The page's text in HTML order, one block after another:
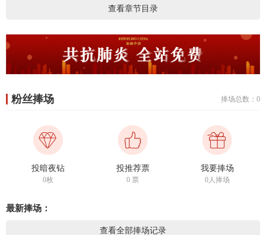
查看章节目录
粉丝捧场 捧场总数：0
投暗夜钻
0枚
投推荐票
0 票
我要捧场
0人捧场
最新捧场：
查看全部捧场记录